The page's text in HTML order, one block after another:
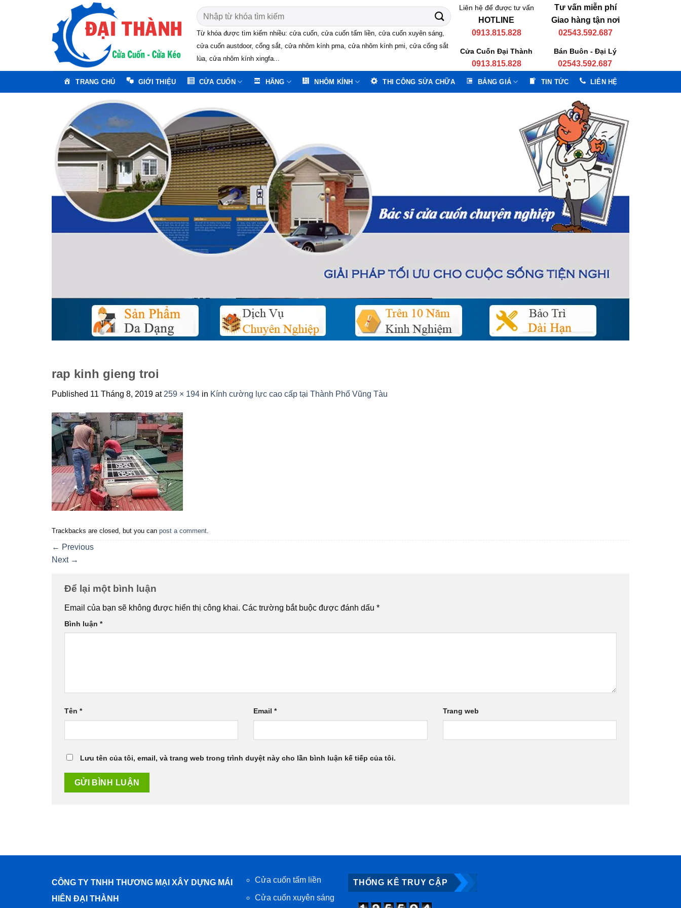
Tìm
kiếm:
Từ khóa được tìm kiếm nhiều: cửa cuốn, cửa cuốn tấm liền, cửa cuốn xuyên sáng,
cửa cuốn austdoor, cổng sắt, cửa nhôm kính pma, cửa nhôm kính pmi, cửa cổng sắt
lùa, cửa nhôm kính xingfa...
Liên hệ để được tư vấn
HOTLINE
0913.815.828
Tư vấn miễn phí
Giao hàng tận nơi
02543.592.687
Cửa Cuốn Đại Thành
0913.815.828
Bán Buôn - Đại Lý
02543.592.687
TRANG CHỦ GIỚI THIỆU CỬA CUỐN HÃNG NHÔM KÍNH THI CÔNG SỬA CHỮA BẢNG GIÁ TIN TỨC LIÊN HỆ
rap kinh gieng troi
Published 11 Tháng 8, 2019 at 259 × 194 in Kính cường lực cao cấp tại Thành Phố Vũng Tàu
Trackbacks are closed, but you can post a comment.
← Previous
Next →
Để lại một bình luận
Email của bạn sẽ không được hiển thị công khai. Các trường bắt buộc được đánh dấu *
Bình luận *
Tên * Email* Trang web
Lưu tên của tôi, email, và trang web trong trình duyệt này cho lần bình luận kế tiếp của tôi.
CÔNG TY TNHH THƯƠNG MẠI XÂY DỰNG MÁI
HIÊN ĐẠI THÀNH
Cửa cuốn tấm liền
Cửa cuốn xuyên sáng
THỐNG KÊ TRUY CẬP